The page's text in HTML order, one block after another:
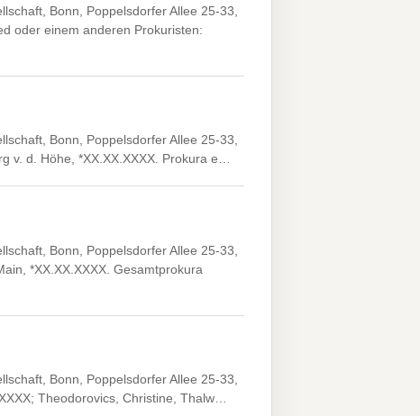
Bonn, Poppelsdorfer Allee 25-33,
oder einem anderen Prokuristen:
Bonn, Poppelsdorfer Allee 25-33,
v. d. Höhe, *XX.XX.XXXX. Prokura e…
Bonn, Poppelsdorfer Allee 25-33,
*XX.XX.XXXX. Gesamtprokura
Bonn, Poppelsdorfer Allee 25-33,
Theodorovics, Christine, Thalw…